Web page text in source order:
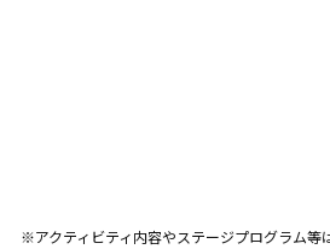
※アクティビティ内容やステージプログラム等